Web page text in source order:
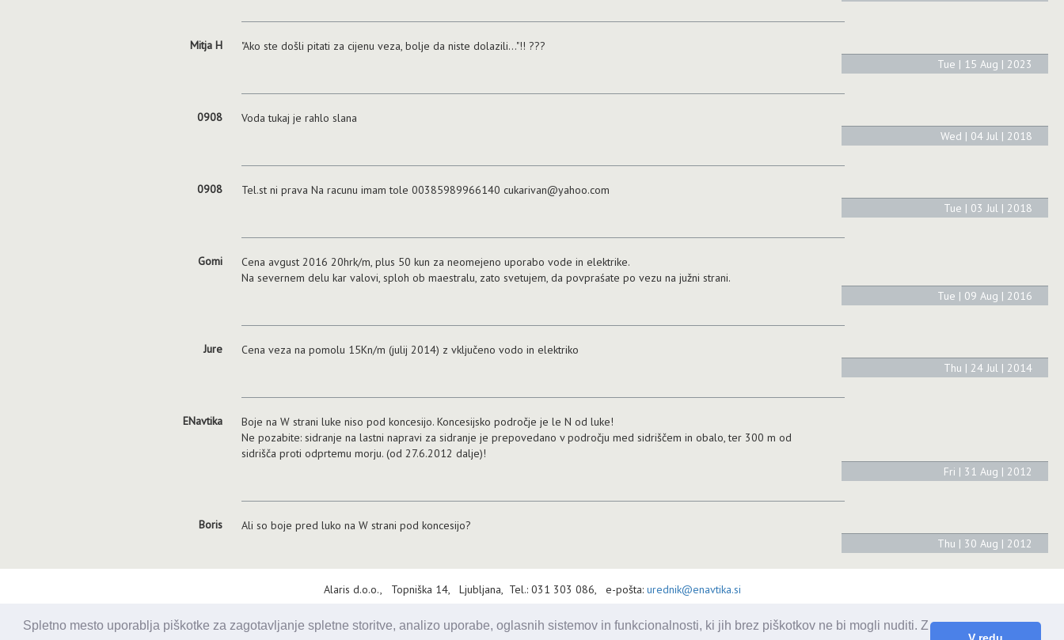
Spletno mesto uporablja piškotke za zagotavljanje spletne storitve, analizo uporabe, oglasnih sistemov in funkcionalnosti, ki jih brez piškotkov ne bi mogli nuditi. Z
Mitja H
"Ako ste došli pitati za cijenu veza, bolje da niste dolazili..."!! ???
Tue | 15 Aug | 2023
0908
Voda tukaj je rahlo slana
Wed | 04 Jul | 2018
0908
Tel.st ni prava Na racunu imam tole 00385989966140 cukarivan@yahoo.com
Tue | 03 Jul | 2018
Gomi
Cena avgust 2016 20hrk/m, plus 50 kun za neomejeno uporabo vode in elektrike.
Na severnem delu kar valovi, sploh ob maestralu, zato svetujem, da povpraśate po vezu na južni strani.
Tue | 09 Aug | 2016
Jure
Cena veza na pomolu 15Kn/m (julij 2014) z vključeno vodo in elektriko
Thu | 24 Jul | 2014
ENavtika
Boje na W strani luke niso pod koncesijo. Koncesijsko področje je le N od luke!
Ne pozabite: sidranje na lastni napravi za sidranje je prepovedano v področju med sidriščem in obalo, ter 300 m od
sidrišča proti odprtemu morju. (od 27.6.2012 dalje)!
Fri | 31 Aug | 2012
Boris
Ali so boje pred luko na W strani pod koncesijo?
Thu | 30 Aug | 2012
Alaris d.o.o., Topniška 14, Ljubljana, Tel.: 031 303 086, e-pošta: urednik@enavtika.si